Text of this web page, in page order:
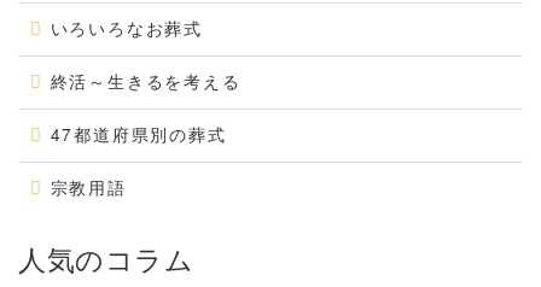
いろいろなお葬式
終活～生きるを考える
47都道府県別の葬式
宗教用語
人気のコラム